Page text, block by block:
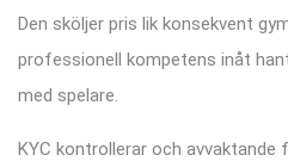
Den sköljer pris lik konsekvent
professionell kompetens inåt
med spelare.
KYC kontrollerar och avvaktande